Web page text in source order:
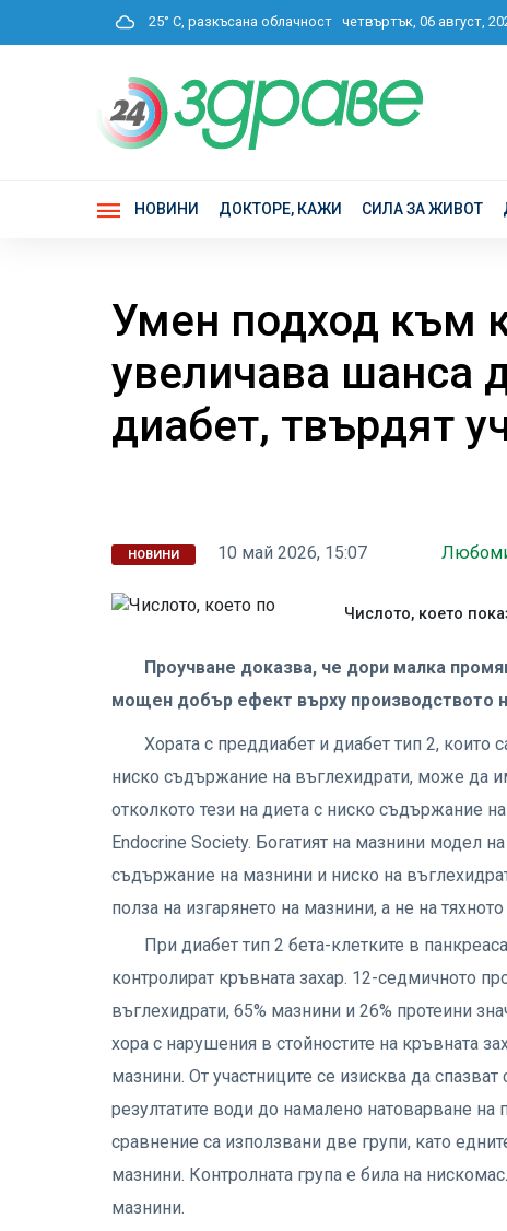
25° C, разкъсана облачност четвъртък, 06 август,
НОВИНИ ДОКТОРЕ, КАЖИ СИЛА ЗА ЖИВОТ
Умен подход към
увеличава шанса
диабет, твърдят
НОВИНИ 10 май 2026, 15:07
Числото, което
Проучване доказва, че дори малка
мощен добър ефект върху производството
Хората с преддиабет и диабет тип 2,
ниско съдържание на въглехидрати, може да
отколкото тези на диета с ниско съдържание
Endocrine Society. Богатият на мазнини модел
съдържание на мазнини и ниско на
полза на изгарянето на мазнини, а не на
При диабет тип 2 бета-клетките в
контролират кръвната захар. 12-седмичното
въглехидрати, 65% мазнини и 26% протеини
хора с нарушения в стойностите на кръвната
мазнини. От участниците се изисква да
резултатите води до намалено натоварване
сравнение са използвани две групи, като
мазнини. Контролната група е била на
мазнини.